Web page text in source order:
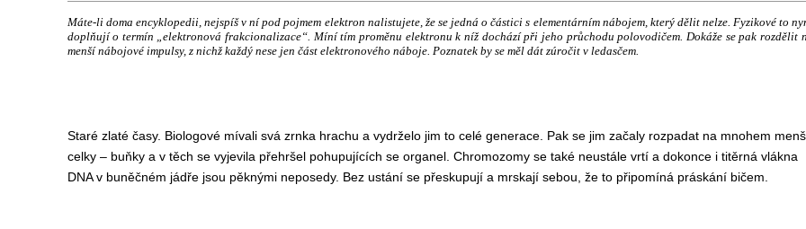
Máte-li doma encyklopedii, nejspíš v ní pod pojmem elektron nalistujete, že se jedná o částici s elementárním nábojem, který dělit nelze. Fyzikové to
doplňují o termín „elektronová frakcionalizace“. Míní tím proměnu elektronu k níž dochází při jeho průchodu polovodičem. Dokáže se pak rozdělit
menší nábojové impulsy, z nichž každý nese jen část elektronového náboje. Poznatek by se měl dát zúročit v ledasčem.
Staré zlaté časy. Biologové mívali svá zrnka hrachu a vydrželo jim to celé generace. Pak se jim začaly rozpadat na mnohem
celky – buňky a v těch se vyjevila přehršel pohupujících se organel. Chromozomy se také neustále vrtí a dokonce i titěrná vlákna
DNA v buněčném jádře jsou pěknými neposedy. Bez ustání se přeskupují a mrskají sebou, že to připomíná práskání bičem.